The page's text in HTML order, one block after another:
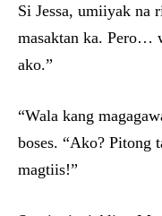
Si Jessa, umiiyak
masaktan ka. Pero…
ako.”
“Wala kang
boses. “Ako? Pitong
magtiis!”